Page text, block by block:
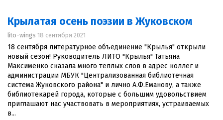
Крылатая осень поэзии в Жуковском
lito-wings 18 сентября 2021
18 сентября литературное объединение "Крылья" открыли
новый сезон! Руководитель ЛИТО "Крылья" Татьяна
Максименко сказала много теплых слов в адрес коллег и
администрации МБУК "Централизованная библиотечная
система Жуковского района" и лично А.Ф.Еманову, а также
библиотекарей города, которые с большим удовольствием
приглашают нас участвовать в мероприятиях, устраиваемых
в...